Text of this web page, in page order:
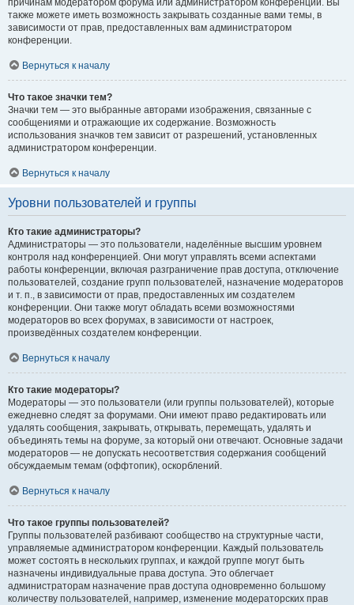
причинам модератором форума или администратором конференции. Вы
также можете иметь возможность закрывать созданные вами темы, в
зависимости от прав, предоставленных вам администратором
конференции.
Вернуться к началу
Что такое значки тем?
Значки тем — это выбранные авторами изображения, связанные с
сообщениями и отражающие их содержание. Возможность
использования значков тем зависит от разрешений, установленных
администратором конференции.
Вернуться к началу
Уровни пользователей и группы
Кто такие администраторы?
Администраторы — это пользователи, наделённые высшим уровнем
контроля над конференцией. Они могут управлять всеми аспектами
работы конференции, включая разграничение прав доступа, отключение
пользователей, создание групп пользователей, назначение модераторов
и т. п., в зависимости от прав, предоставленных им создателем
конференции. Они также могут обладать всеми возможностями
модераторов во всех форумах, в зависимости от настроек,
произведённых создателем конференции.
Вернуться к началу
Кто такие модераторы?
Модераторы — это пользователи (или группы пользователей), которые
ежедневно следят за форумами. Они имеют право редактировать или
удалять сообщения, закрывать, открывать, перемещать, удалять и
объединять темы на форуме, за который они отвечают. Основные задачи
модераторов — не допускать несоответствия содержания сообщений
обсуждаемым темам (оффтопик), оскорблений.
Вернуться к началу
Что такое группы пользователей?
Группы пользователей разбивают сообщество на структурные части,
управляемые администратором конференции. Каждый пользователь
может состоять в нескольких группах, и каждой группе могут быть
назначены индивидуальные права доступа. Это облегчает
администраторам назначение прав доступа одновременно большому
количеству пользователей, например, изменение модераторских прав